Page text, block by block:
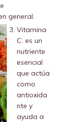
general.
Vitamina
C: es un
nutriente
esencial
que actúa
como
antioxida
nte y
ayuda a